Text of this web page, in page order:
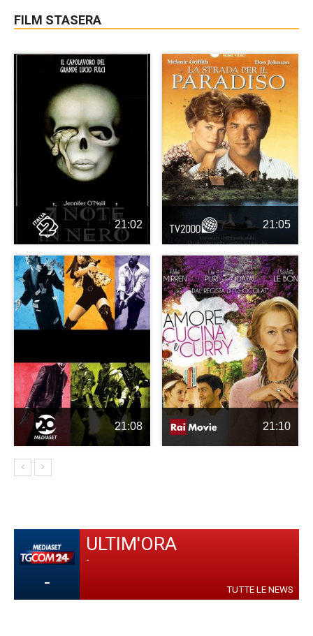
FILM STASERA
21:02 21:05
21:08 21:10
-
ULTIM'ORA
-
TUTTE LE NEWS